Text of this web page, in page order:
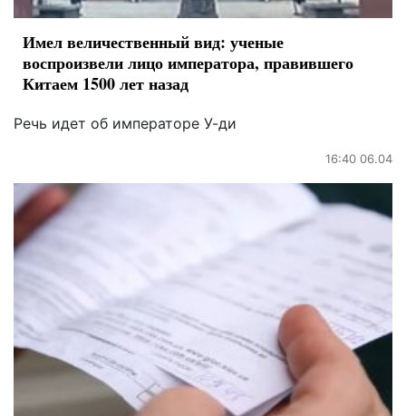
Имел величественный вид: ученые
воспроизвели лицо императора, правившего
Китаем 1500 лет назад
Речь идет об императоре У-ди
16:40 06.04